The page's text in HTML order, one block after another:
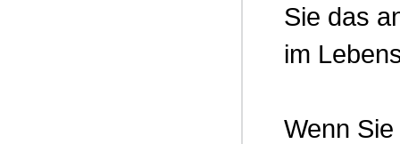
Sie das
im
Wenn